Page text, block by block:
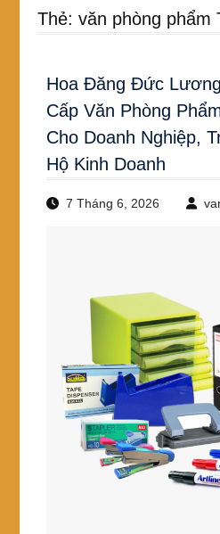
Thẻ: văn phòng phẩm
Hoa Đăng Đức
Cấp Văn Phòng
Cho Doanh Nghiệp,
Hộ Kinh Doanh
7 Tháng 6, 2026